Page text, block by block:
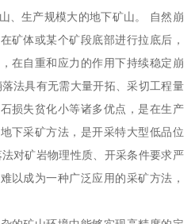
、生产规模大的地下矿山。 自然崩
矿体或某个矿段底部进行拉底后，
在自重和应力的作用下持续稳定崩
法具有无需大量开拓、采切工程量
损失贫化小等诸多优点，是在生产
下采矿方法，是开采特大型低品位
对矿岩物理性质、开采条件要求严
以成为一种广泛应用的采矿方法，